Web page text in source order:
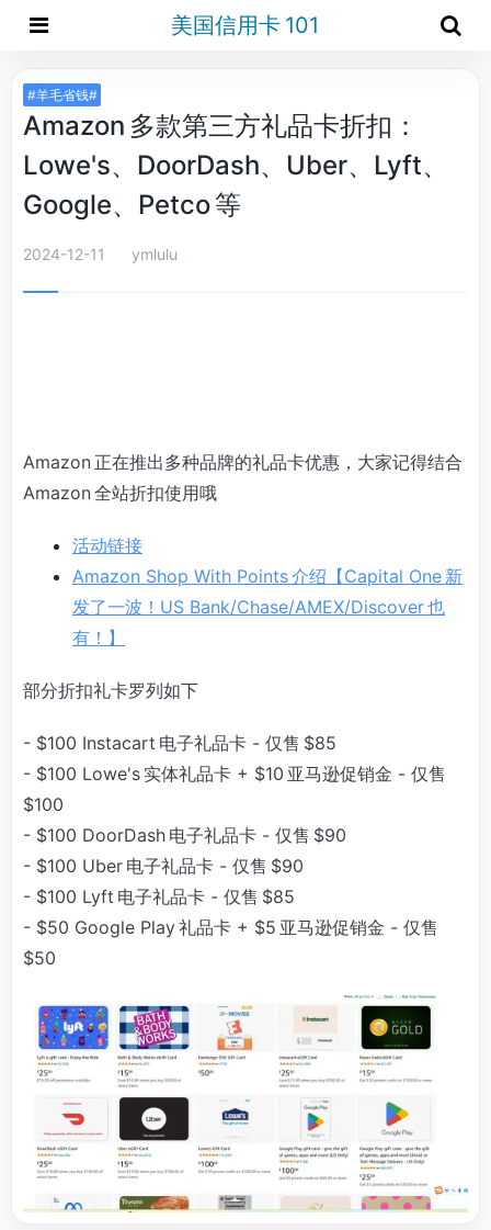
美国信用卡 101
#羊毛省钱#
Amazon 多款第三方礼品卡折扣：
Lowe's、DoorDash、Uber、Lyft、
Google、Petco 等
2024-12-11 ymlulu
Amazon 正在推出多种品牌的礼品卡优惠，大家记得结合
Amazon 全站折扣使用哦
活动链接
Amazon Shop With Points 介绍【Capital One 新
发了一波！US Bank/Chase/AMEX/Discover 也
有！】
部分折扣礼卡罗列如下
- $100 Instacart 电子礼品卡 - 仅售 $85
- $100 Lowe's 实体礼品卡 + $10 亚马逊促销金 - 仅售
$100
- $100 DoorDash 电子礼品卡 - 仅售 $90
- $100 Uber 电子礼品卡 - 仅售 $90
- $100 Lyft 电子礼品卡 - 仅售 $85
- $50 Google Play 礼品卡 + $5 亚马逊促销金 - 仅售
$50